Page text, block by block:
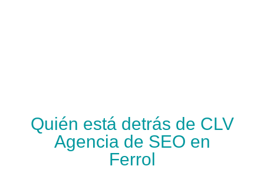
Quién está detrás de CLV
Agencia de SEO en
Ferrol